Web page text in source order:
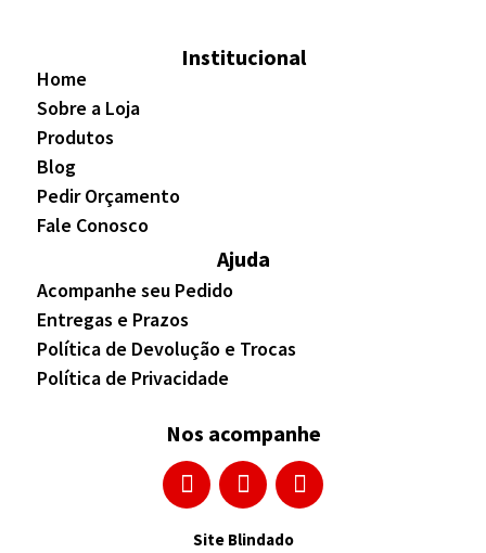
Institucional
Home
Sobre a Loja
Produtos
Blog
Pedir Orçamento
Fale Conosco
Ajuda
Acompanhe seu Pedido
Entregas e Prazos
Política de Devolução e Trocas
Política de Privacidade
Nos acompanhe
Site Blindado